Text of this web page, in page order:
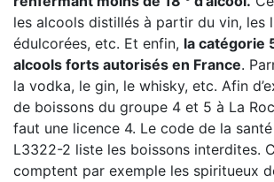
les alcools distillés à partir du vin, les
édulcorées, etc. Et enfin, la catégorie
alcools forts autorisés en France.
la vodka, le gin, le whisky, etc. Afin
de boissons du groupe 4 et 5 à La
faut une licence 4. Le code de la
L3322-2 liste les boissons interdites.
comptent par exemple les spiritueux